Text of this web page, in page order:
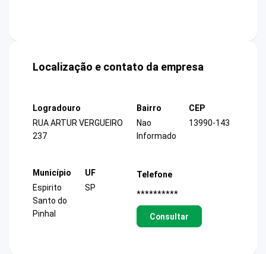
Localização e contato da empresa
Logradouro
RUA ARTUR VERGUEIRO
237
Bairro
Nao
Informado
CEP
13990-143
Município
Espirito
Santo do
Pinhal
UF
SP
Telefone
**********
Consultar